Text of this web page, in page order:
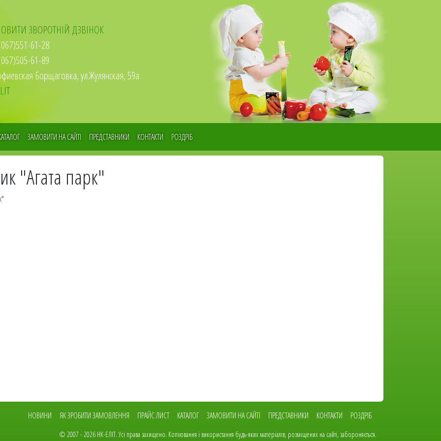
ЗВОРОТНІЙ ДЗВІНОК
61-28
61-89
Борщаговка, ул.Жулянская, 59а
ЗАМОВИТИ НА САЙТІ ПРЕДСТАВНИКИ КОНТАКТИ РОЗДРІБ
"Агата парк"
Основна
навіґація
НОВИНИ ЯК ЗРОБИТИ ЗАМОВЛЕННЯ ПРАЙС ЛИСТ КАТАЛОГ ЗАМОВИТИ НА САЙТІ ПРЕДСТАВНИКИ КОНТАКТИ РОЗДРІБ
© 2007 - 2026 НК-ЕЛІТ. Усі права захищено. Копіювання і використання будь-яких матеріалів, розміщених на сайті, забороняється.